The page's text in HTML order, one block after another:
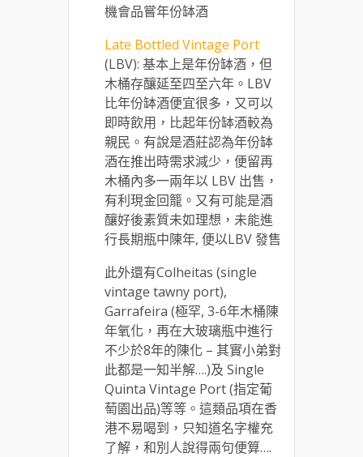
機會品嘗年份缽酒
Late Bottled Vintage Port
(LBV): 基本上是年份缽酒，但
木桶存釀延至四至六年。LBV
比年份缽酒便宜很多，又可以
即時飲用，比起年份缽酒較為
親民。有說是酒莊認為年份缽
酒在推出時需求減少，便留再
木桶內多一兩年以 LBV 出售，
有利現金回籠。又有可能是酒
釀好後素質未如理想，未能進
行長期瓶中陳年, 便以LBV 發售
此外還有Colheitas (single
vintage tawny port),
Garrafeira (極罕, 3-6年木桶陳
年氧化，再在大玻璃瓶中進行
不少於8年的陳化 – 其實小弟對
此都是一知半解….)及 Single
Quinta Vintage Port (指定葡
萄園出品)等等。這類品項在香
港不易喝到，只知道名字權充
了解，和別人說得兩句便算….